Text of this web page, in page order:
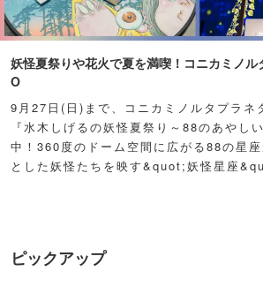
妖怪夏祭りや花火で夏を満喫！コニカミノ
O
9月27日(日)まで、コニカミノルタプラネ
『水木しげるの妖怪夏祭り～88のあやし
中！360度のドーム空間に広がる88の星
とした妖怪たちを映す&quot;妖怪星座
ピックアップ